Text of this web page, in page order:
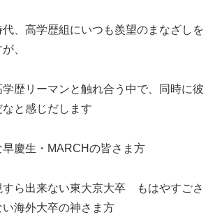
、高学歴組にいつも羨望のまなざしを
、
歴リーマンと触れ合う中で、同時に彼
と感じだします
早慶生・MARCHの皆さま方
すら出来ない東大京大卒 もはやすごさ
海外大卒の神さま方